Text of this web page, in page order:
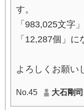
す。
「983,025文字
「12,287個」に
よろしくお願い
No.45 大石剛司